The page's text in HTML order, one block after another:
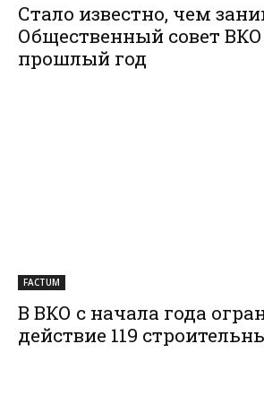
Стало известно, чем
Общественный совет ВКО
прошлый год
FACTUM
В ВКО с начала года
действие 119